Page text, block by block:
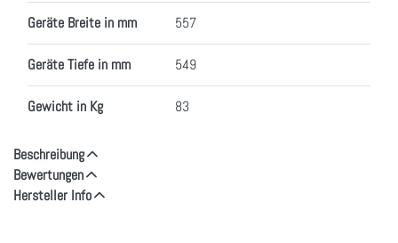
Geräte Breite in mm 557
Geräte Tiefe in mm 549
Gewicht in Kg 83
Beschreibung
Bewertungen
Hersteller Info